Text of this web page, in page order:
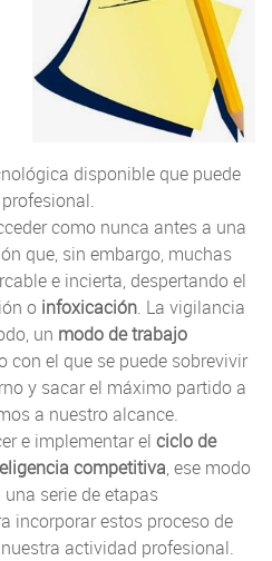
disponible que puede
como nunca antes a una
que, sin embargo, muchas
e incierta, despertando el
o infoxicación. La vigilancia
un modo de trabajo
el que se puede sobrevivir
y sacar el máximo partido a
a nuestro alcance.
e implementar el ciclo de
competitiva, ese modo
serie de etapas
incorporar estos proceso de
actividad profesional.